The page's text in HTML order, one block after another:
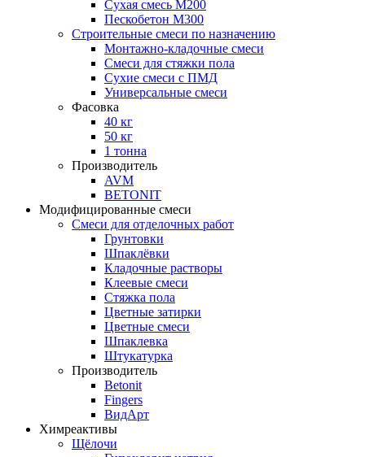
Сухая смесь М200
Пескобетон М300
Строительные смеси по назначению
Монтажно-кладочные смеси
Смеси для стяжки пола
Сухие смеси с ПМД
Универсальные смеси
Фасовка
40 кг
50 кг
1 тонна
Производитель
AVM
BETONIT
Модифицированные смеси
Смеси для отделочных работ
Грунтовки
Шпаклёвки
Кладочные растворы
Клеевые смеси
Стяжка пола
Цветные затирки
Цветные смеси
Шпаклевка
Штукатурка
Производитель
Betonit
Fingers
ВидАрт
Химреактивы
Щёлочи